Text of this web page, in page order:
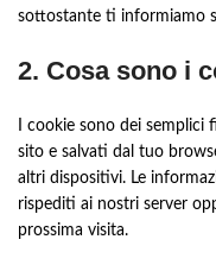
sottostante ti informiamo
2. Cosa sono i
I cookie sono dei semplici
sito e salvati dal tuo
altri dispositivi. Le
rispediti ai nostri server
prossima visita.